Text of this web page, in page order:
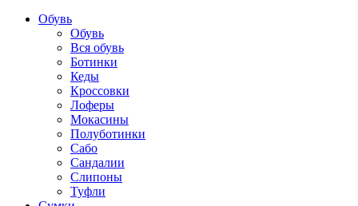
Обувь
Обувь
Вся обувь
Ботинки
Кеды
Кроссовки
Лоферы
Мокасины
Полуботинки
Сабо
Сандалии
Слипоны
Туфли